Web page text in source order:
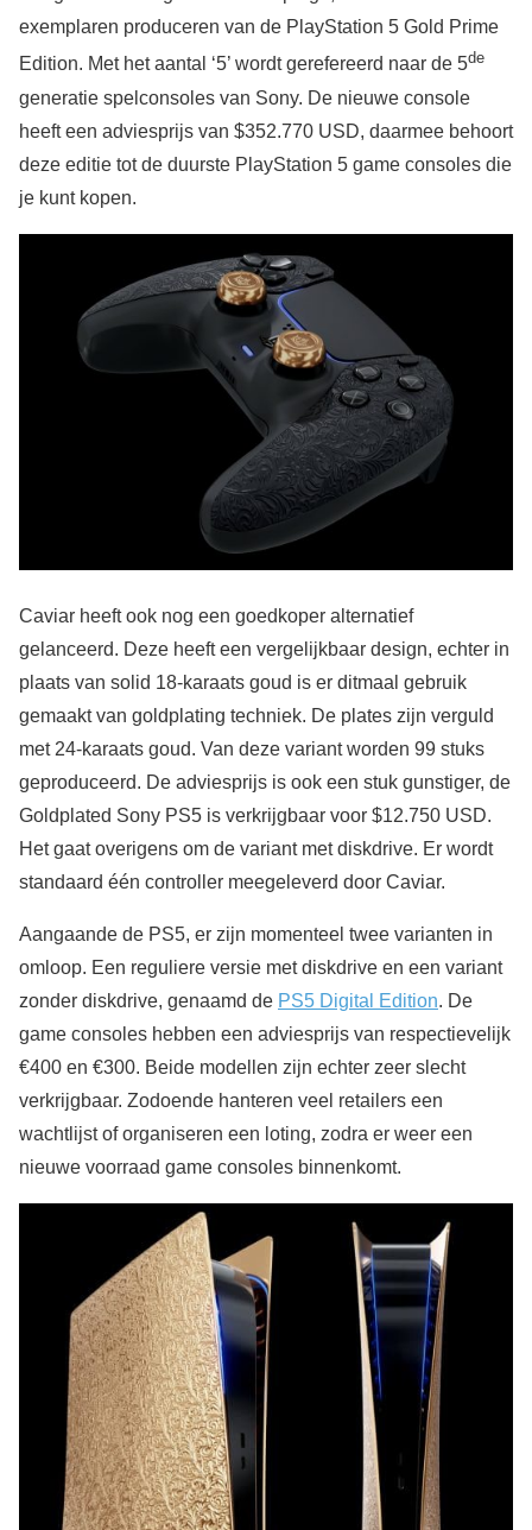
exemplaren produceren van de PlayStation 5 Gold Prime
Edition. Met het aantal ‘5’ wordt gerefereerd naar de 5de
generatie spelconsoles van Sony. De nieuwe console
heeft een adviesprijs van $352.770 USD, daarmee behoort
deze editie tot de duurste PlayStation 5 game consoles die
je kunt kopen.
Caviar heeft ook nog een goedkoper alternatief
gelanceerd. Deze heeft een vergelijkbaar design, echter in
plaats van solid 18-karaats goud is er ditmaal gebruik
gemaakt van goldplating techniek. De plates zijn verguld
met 24-karaats goud. Van deze variant worden 99 stuks
geproduceerd. De adviesprijs is ook een stuk gunstiger, de
Goldplated Sony PS5 is verkrijgbaar voor $12.750 USD.
Het gaat overigens om de variant met diskdrive. Er wordt
standaard één controller meegeleverd door Caviar.
Aangaande de PS5, er zijn momenteel twee varianten in
omloop. Een reguliere versie met diskdrive en een variant
zonder diskdrive, genaamd de PS5 Digital Edition. De
game consoles hebben een adviesprijs van respectievelijk
€400 en €300. Beide modellen zijn echter zeer slecht
verkrijgbaar. Zodoende hanteren veel retailers een
wachtlijst of organiseren een loting, zodra er weer een
nieuwe voorraad game consoles binnenkomt.